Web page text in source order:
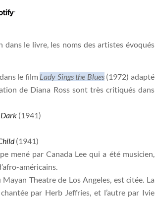
dans le livre, les noms des artistes évoqués
le film Lady Sings the Blues (1972) adapté
de Diana Ross sont très critiqués dans
Dark(1941)
(1941)
mené par Canada Lee qui a été musicien,
américains.
Theatre de Los Angeles, est citée. La
par Herb Jeffries, et l’autre par Ivie